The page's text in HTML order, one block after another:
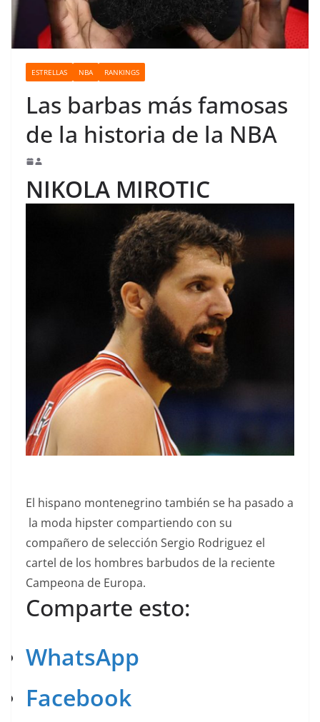
ESTRELLAS NBA RANKINGS
Las barbas más famosas
de la historia de la NBA
NIKOLA MIROTIC
El hispano montenegrino también se ha pasado a
la moda hipster compartiendo con su
compañero de selección Sergio Rodriguez el
cartel de los hombres barbudos de la reciente
Campeona de Europa.
Comparte esto:
WhatsApp
Facebook